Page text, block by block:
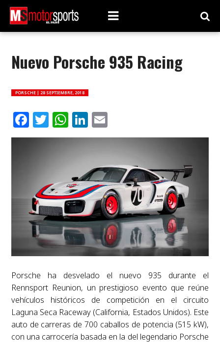
Nuevo Porsche 935 Racing
PORSCHE | 28 SEPTIEMBRE, 2018
Facebook
Twitter
WhatsApp
LinkedIn
Email
Porsche ha desvelado el nuevo 935 durante el
Rennsport Reunion, un prestigioso evento que reúne
vehículos históricos de competición en el circuito
Laguna Seca Raceway (California, Estados Unidos). Este
auto de carreras de 700 caballos de potencia (515 kW),
con una carrocería basada en la del legendario Porsche